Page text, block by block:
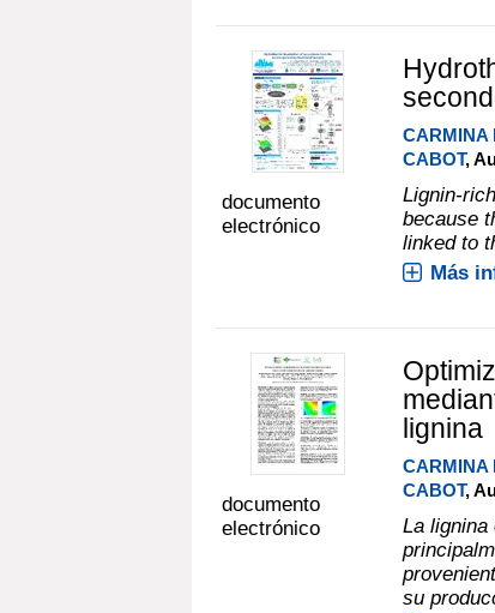
documento
electrónico
CARMINA
CABOT,
Lignin-
because
linked to
Más
documento
electrónico
lignina
CARMINA
CABOT,
La lignina
su